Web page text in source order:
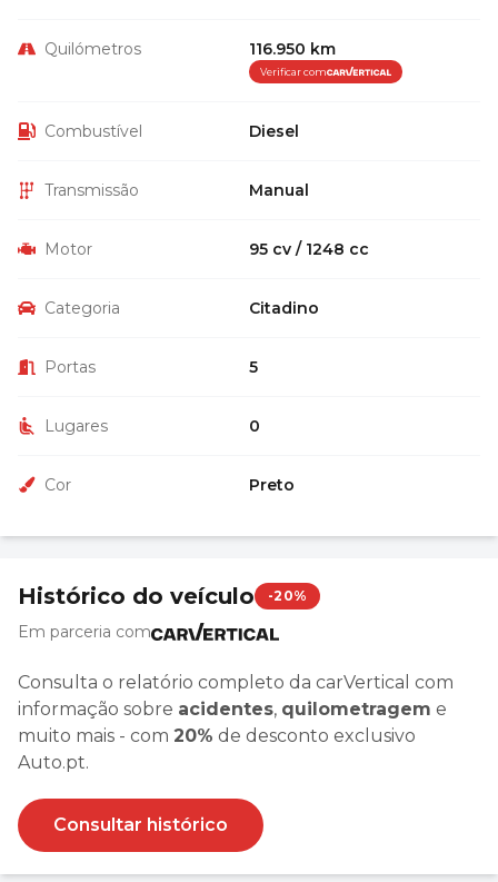
Quilómetros 116.950 km
Verificar com
Combustível Diesel
Transmissão Manual
Motor 95 cv / 1248 cc
Categoria Citadino
Portas 5
Lugares 0
Cor Preto
Histórico do veículo -20%
Em parceria com
Consulta o relatório completo da carVertical com
informação sobre acidentes, quilometragem e
muito mais - com 20% de desconto exclusivo
Auto.pt.
Consultar histórico